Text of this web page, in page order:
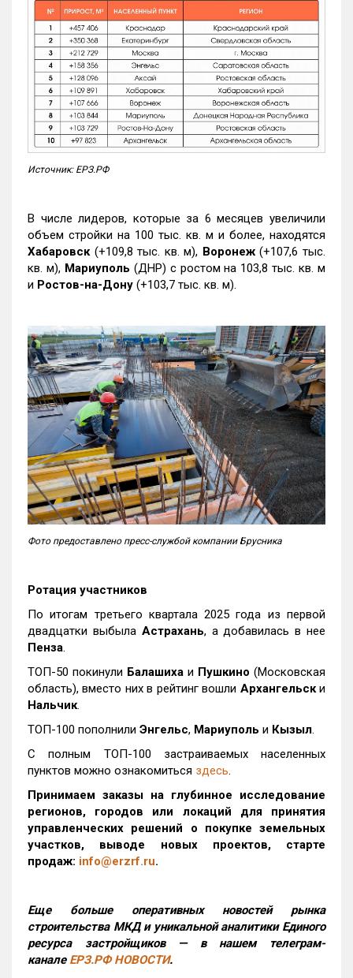
Источник: ЕРЗ.РФ
В числе лидеров, которые за 6 месяцев увеличили
объем стройки на 100 тыс. кв. м и более, находятся
Хабаровск (+109,8 тыс. кв. м), Воронеж(+107,6 тыс.
кв. м), Мариуполь (ДНР) с ростом на 103,8 тыс. кв. м
и Ростов-на-Дону (+103,7 тыс. кв. м).
Фото предоставлено пресс-службой компании Брусника
Ротация участников
По итогам третьего квартала 2025 года из первой
двадцатки выбыла Астрахань, а добавилась в нее
Пенза.
ТОП-50 покинули Балашиха и Пушкино (Московская
область), вместо них в рейтинг вошли Архангельски
Нальчик.
ТОП-100 пополнили Энгельс, Мариуполь и Кызыл.
С полным ТОП-100 застраиваемых населенных
пунктов можно ознакомиться здесь.
Принимаем заказы на глубинное исследование
регионов, городов или локаций для принятия
управленческих решений о покупке земельных
участков, выводе новых проектов, старте
продаж: info@erzrf.ru.
Еще больше оперативных новостей рынка
строительства МКД и уникальной аналитики Единого
ресурса застройщиков — в нашем телеграм-
канале ЕРЗ.РФ НОВОСТИ.